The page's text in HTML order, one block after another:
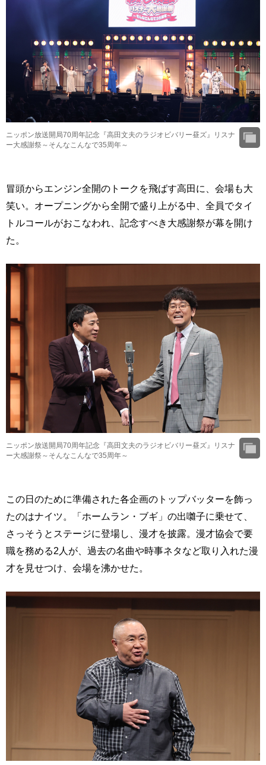
ニッポン放送開局70周年記念『高田文夫のラジオビバリー昼ズ』リスナ
ー大感謝祭～そんなこんなで35周年～
冒頭からエンジン全開のトークを飛ばす高田に、会場も大
笑い。オープニングから全開で盛り上がる中、全員でタイ
トルコールがおこなわれ、記念すべき大感謝祭が幕を開け
た。
ニッポン放送開局70周年記念『高田文夫のラジオビバリー昼ズ』リスナ
ー大感謝祭～そんなこんなで35周年～
この日のために準備された各企画のトップバッターを飾っ
たのはナイツ。「ホームラン・ブギ」の出囃子に乗せて、
さっそうとステージに登場し、漫才を披露。漫才協会で要
職を務める2人が、過去の名曲や時事ネタなど取り入れた漫
才を見せつけ、会場を沸かせた。